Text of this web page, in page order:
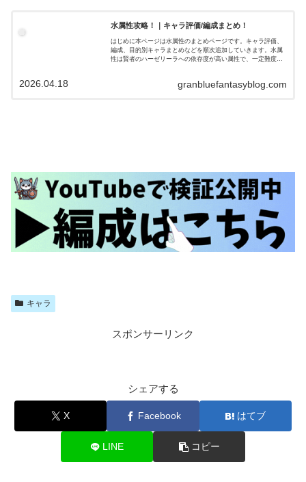
水属性攻略！｜キャラ評価/編成まとめ！
はじめに本ページは水属性のまとめページです。キャラ評価、
編成、目的別キャラまとめなどを順次追加していきます。水属
性は賢者のハーゼリーラへの依存度が高い属性で、一定難度ま
granbluefantasyblog.com
2026.04.18
キャラ
スポンサーリンク
シェアする
X Facebook はてブ
LINE コピー